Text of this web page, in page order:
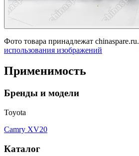
Фото товара принадлежат chinaspare.ru.
использования изображений
Применимость
Бренды и модели
Toyota
Camry XV20
Каталог